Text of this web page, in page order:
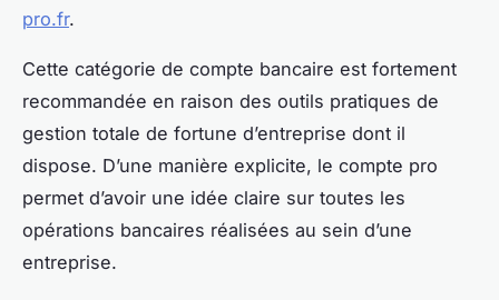
pro.fr.
Cette catégorie de compte bancaire est fortement
recommandée en raison des outils pratiques de
gestion totale de fortune d’entreprise dont il
dispose. D’une manière explicite, le compte pro
permet d’avoir une idée claire sur toutes les
opérations bancaires réalisées au sein d’une
entreprise.